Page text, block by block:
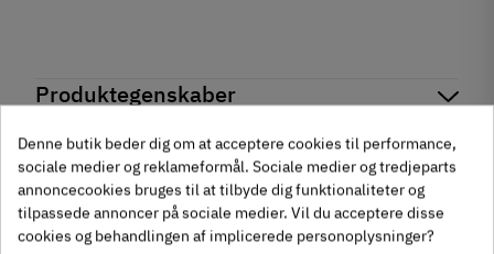
Produktegenskaber
Reference114.20.172
På lager1 Varer
Produktinformation
Anmeldelser
chat Anmeldelser (0)
Andre købte også
Denne butik beder dig om at acceptere cookies til performance,
sociale medier og reklameformål. Sociale medier og tredjeparts
annoncecookies bruges til at tilbyde dig funktionaliteter og
tilpassede annoncer på sociale medier. Vil du acceptere disse
cookies og behandlingen af implicerede personoplysninger?